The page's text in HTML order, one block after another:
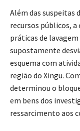
Além das suspeitas
recursos públicos,
práticas de
supostamente
esquema com
região do Xingu.
determinou o
em bens dos
ressarcimento aos